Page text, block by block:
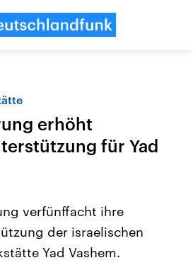
Anhalt
USA
Aktuelle Beiträge,
erhöht
für Yad
verfünffacht ihre
der israelischen
Yad Vashem.